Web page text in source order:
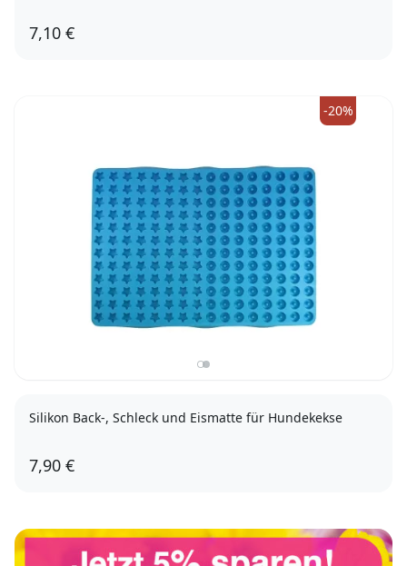
7,10 €
-20%
Silikon Back-, Schleck und Eismatte für Hundekekse
7,90 €